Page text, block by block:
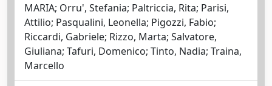
MARIA; Orru', Stefania; Paltriccia, Rita; Parisi,
Attilio; Pasqualini, Leonella; Pigozzi, Fabio;
Riccardi, Gabriele; Rizzo, Marta; Salvatore,
Giuliana; Tafuri, Domenico; Tinto, Nadia; Traina,
Marcello